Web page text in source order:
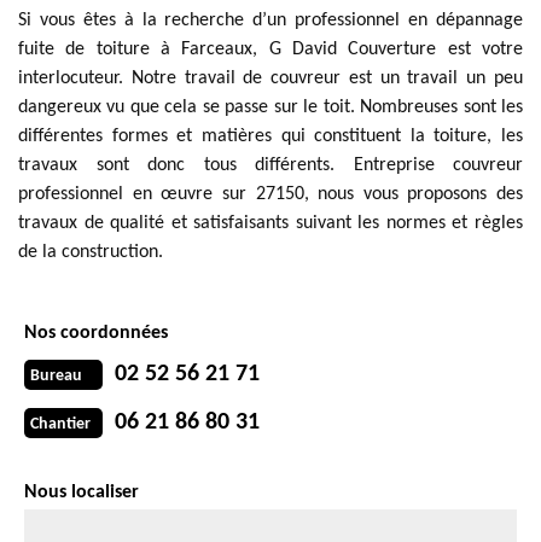
Si vous êtes à la recherche d’un professionnel en dépannage
fuite de toiture à Farceaux, G David Couverture est votre
interlocuteur. Notre travail de couvreur est un travail un peu
dangereux vu que cela se passe sur le toit. Nombreuses sont les
différentes formes et matières qui constituent la toiture, les
travaux sont donc tous différents. Entreprise couvreur
professionnel en œuvre sur 27150, nous vous proposons des
travaux de qualité et satisfaisants suivant les normes et règles
de la construction.
Nos coordonnées
Bureau 02 52 56 21 71
Chantier 06 21 86 80 31
Nous localiser